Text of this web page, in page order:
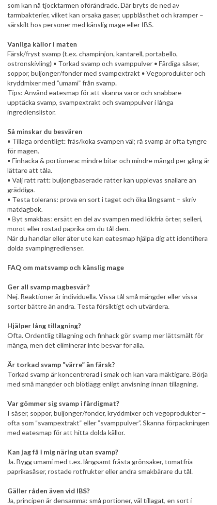
som kan nå tjocktarmen oförändrade. Där bryts de ned av
tarmbakterier, vilket kan orsaka gaser, uppblåsthet och kramper –
särskilt hos personer med känslig mage eller IBS.
Vanliga källor i maten
Färsk/fryst svamp (t.ex. champinjon, kantarell, portabello,
ostronskivling) • Torkad svamp och svamppulver • Färdiga såser,
soppor, buljonger/fonder med svampextrakt • Vegoprodukter och
kryddmixer med ”umami” från svamp.
Tips: Använd eatesmap för att skanna varor och snabbare
upptäcka svamp, svampextrakt och svamppulver i långa
ingredienslistor.
Så minskar du besvären
• Tillaga ordentligt: fräs/koka svampen väl; rå svamp är ofta tyngre
för magen.
• Finhacka & portionera: mindre bitar och mindre mängd per gång är
lättare att tåla.
• Välj rätt rätt: buljongbaserade rätter kan upplevas snällare än
gräddiga.
• Testa tolerans: prova en sort i taget och öka långsamt – skriv
matdagbok.
• Byt smakbas: ersätt en del av svampen med lökfria örter, selleri,
morot eller rostad paprika om du tål dem.
När du handlar eller äter ute kan eatesmap hjälpa dig att identifiera
dolda svampingredienser.
FAQ om matsvamp och känslig mage
Ger all svamp magbesvär?
Nej. Reaktioner är individuella. Vissa tål små mängder eller vissa
sorter bättre än andra. Testa försiktigt och utvärdera.
Hjälper lång tillagning?
Ofta. Ordentlig tillagning och finhack gör svamp mer lättsmält för
många, men det eliminerar inte besvär för alla.
Är torkad svamp ”värre” än färsk?
Torkad svamp är koncentrerad i smak och kan vara mäktigare. Börja
med små mängder och blötlägg enligt anvisning innan tillagning.
Var gömmer sig svamp i färdigmat?
I såser, soppor, buljonger/fonder, kryddmixer och vegoprodukter –
ofta som ”svampextrakt” eller ”svamppulver”. Skanna förpackningen
med eatesmap för att hitta dolda källor.
Kan jag få i mig näring utan svamp?
Ja. Bygg umami med t.ex. långsamt frästa grönsaker, tomatfria
paprikasåser, rostade rotfrukter eller andra smakbärare du tål.
Gäller råden även vid IBS?
Ja, principen är densamma: små portioner, väl tillagat, en sort i